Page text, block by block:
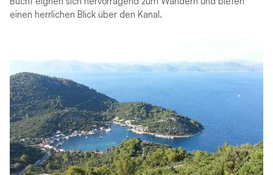
einen herrlichen Blick über den Kanal.